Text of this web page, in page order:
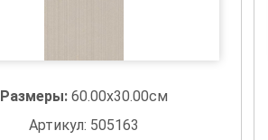
Размеры: 60.00x30.00см
Артикул: 505163